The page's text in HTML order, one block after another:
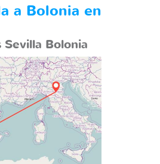
a Bolonia en
Bolonia